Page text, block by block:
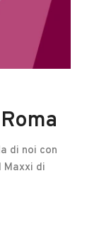
di noi con
Maxxi di